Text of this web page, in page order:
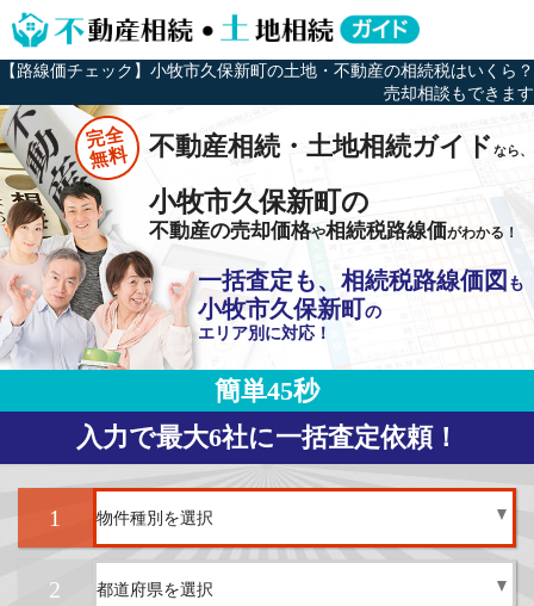
【路線価チェック】小牧市久保新町の土地・不動産の相続税はいくら？
売却相談もできます
完全
無料 不動産相続・土地相続ガイドなら、
小牧市久保新町の
不動産の売却価格や相続税路線価がわかる！
一括査定も、相続税路線価図 も
小牧市久保新町の
エリア別に対応！
簡単45秒
入力で最大6社に一括査定依頼！
1
2